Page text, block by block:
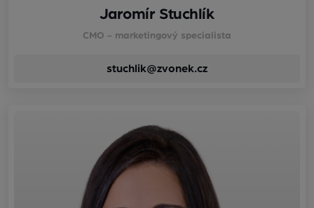
Jaromír Stuchlík
CMO - marketingový specialista
stuchlik@zvonek.cz